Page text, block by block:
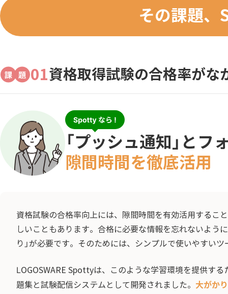
その課題
01資格取得試験の合格率がな
「プッシュ通知」とフ
隙間時間を徹底活用
資格試験の合格率向上には、隙間時間を有効活用するこ
しいこともあります。合格に必要な情報を忘れないよう
り」が必要です。そのためには、シンプルで使いやすい
LOGOSWARE Spottyは、このような学習環境を提供す
題集と試験配信システムとして開発されました。 大がか